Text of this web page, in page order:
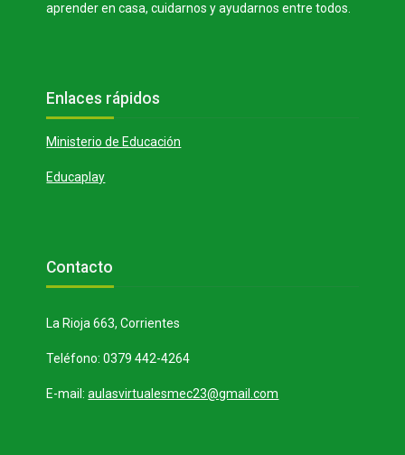
aprender en casa, cuidarnos y ayudarnos entre todos.
Bloques
Enlaces rápidos
Ministerio de Educación
Educaplay
Bloques
Contacto
La Rioja 663, Corrientes
Teléfono: 0379 442-4264
E-mail:aulasvirtualesmec23@gmail.com